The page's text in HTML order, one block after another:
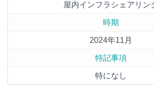
屋内インフラシェアリン
時期
2024年11月
特記事項
特になし